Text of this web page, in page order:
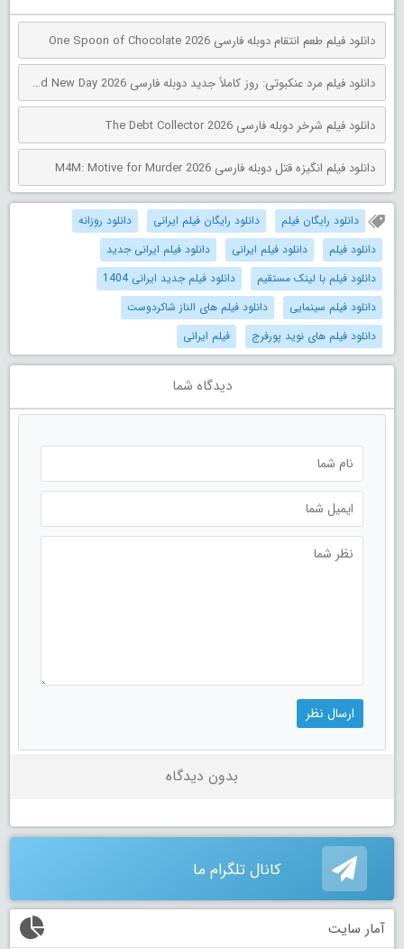
دانلود فیلم طعم انتقام دوبله فارسی One Spoon of Chocolate 2026
دانلود فیلم مرد عنکبوتی: روز کاملاً جدید دوبله فارسی Spider-Man: Brand New Day 2026
دانلود فیلم شرخر دوبله فارسی The Debt Collector 2026
دانلود فیلم انگیزه قتل دوبله فارسی M4M: Motive for Murder 2026
دانلود رایگان فیلم دانلود رایگان فیلم ایرانی
دانلود روزانه
دانلود فیلم
دانلود فیلم ایرانی
دانلود فیلم ایرانی جدید
دانلود فیلم با لینک مستقیم
دانلود فیلم جدید ایرانی 1404
دانلود فیلم سینمایی
دانلود فیلم های الناز شاکردوست
دانلود فیلم های نوید پورفرج
فیلم ایرانی
دیدگاه شما
بدون دیدگاه
کانال تلگرام ما
آمار سایت